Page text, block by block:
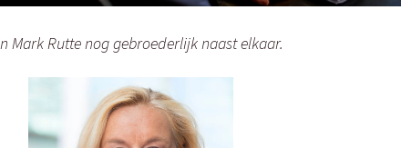
Mark Rutte nog gebroederlijk naast elkaar.